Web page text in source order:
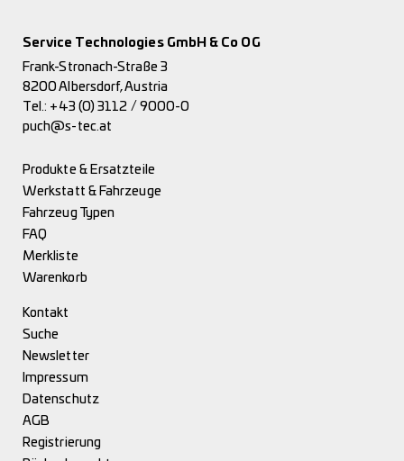
Service Technologies GmbH & Co OG
Frank-Stronach-Straße 3
8200 Albersdorf, Austria
Tel.: +43 (0) 3112 / 9000-0
puch@s-tec.at
Produkte & Ersatzteile
Werkstatt & Fahrzeuge
Fahrzeug Typen
FAQ
Merkliste
Warenkorb
Kontakt
Suche
Newsletter
Impressum
Datenschutz
AGB
Registrierung